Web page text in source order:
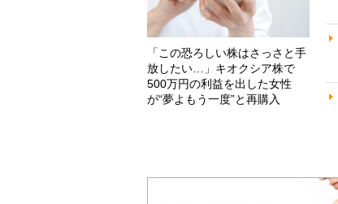
「この恐ろしい株はさっさと手
放したい…」キオクシア株で
500万円の利益を出した女性
が“夢よもう一度”と再購入